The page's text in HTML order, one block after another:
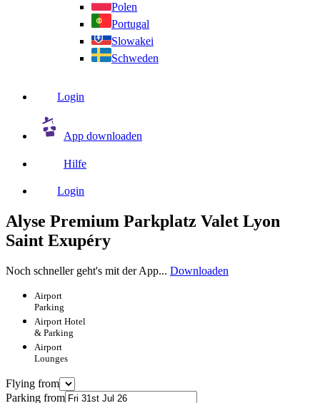
Polen
Portugal
Slowakei
Schweden
Login
App downloaden
Hilfe
Login
Alyse Premium Parkplatz Valet Lyon
Saint Exupéry
Noch schneller geht's mit der App... Downloaden
Airport
Parking
Airport Hotel
& Parking
Airport
Lounges
Flying from
Parking from